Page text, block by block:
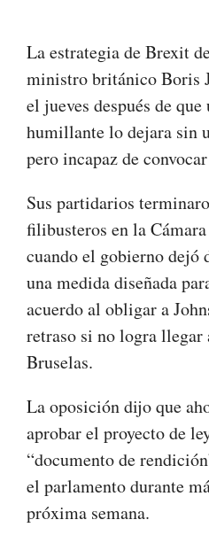
La estrategia de Brexit
ministro británico Boris
el jueves después de que
humillante lo dejara sin
pero incapaz de
Sus partidarios
filibusteros en la
cuando el gobierno dejó
una medida diseñada
acuerdo al obligar a
retraso si no logra llegar
Bruselas.
La oposición dijo que
aprobar el proyecto de
“documento de
el parlamento durante
próxima semana.